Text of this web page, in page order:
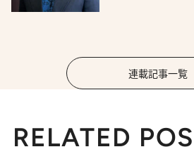
連載記事一覧
RELATED